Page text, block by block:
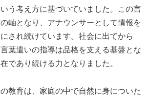
う考え方に基づいていました。この言
軸となり、アナウンサーとして情報を
され続けています。社会に出てから
葉遣いの指導は品格を支える基盤とな
であり続ける力となりました。
教育は、家庭の中で自然に身についた